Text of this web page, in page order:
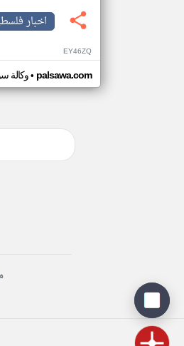
اخبار
EY46ZQ
وكالة• palsawa.com